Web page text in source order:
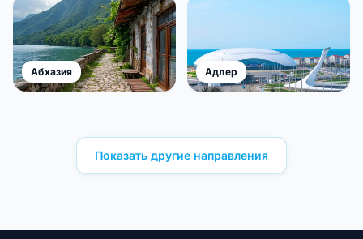
Абхазия Адлер
Показать другие направления